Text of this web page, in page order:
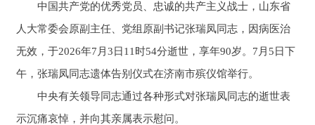
中国共产党的优秀党员、忠诚的共产主义战士，山东省
人大常委会原副主任、党组原副书记张瑞凤同志，因病医治
无效，于2026年7月3日11时54分逝世，享年90岁。7月5日下
午，张瑞凤同志遗体告别仪式在济南市殡仪馆举行。
中央有关领导同志通过各种形式对张瑞凤同志的逝世表
示沉痛哀悼，并向其亲属表示慰问。